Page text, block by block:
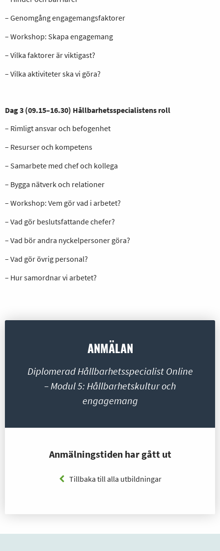
– Genomgång engagemangsfaktorer
– Workshop: Skapa engagemang
– Vilka faktorer är viktigast?
– Vilka aktiviteter ska vi göra?
Dag 3 (09.15–16.30) Hållbarhetsspecialistens roll
– Rimligt ansvar och befogenhet
– Resurser och kompetens
– Samarbete med chef och kollega
– Bygga nätverk och relationer
– Workshop: Vem gör vad i arbetet?
– Vad gör beslutsfattande chefer?
– Vad bör andra nyckelpersoner göra?
– Vad gör övrig personal?
– Hur samordnar vi arbetet?
ANMÄLAN
Diplomerad Hållbarhetsspecialist Online
– Modul 5: Hållbarhetskultur och
engagemang
Anmälningstiden har gått ut
Tillbaka till alla utbildningar